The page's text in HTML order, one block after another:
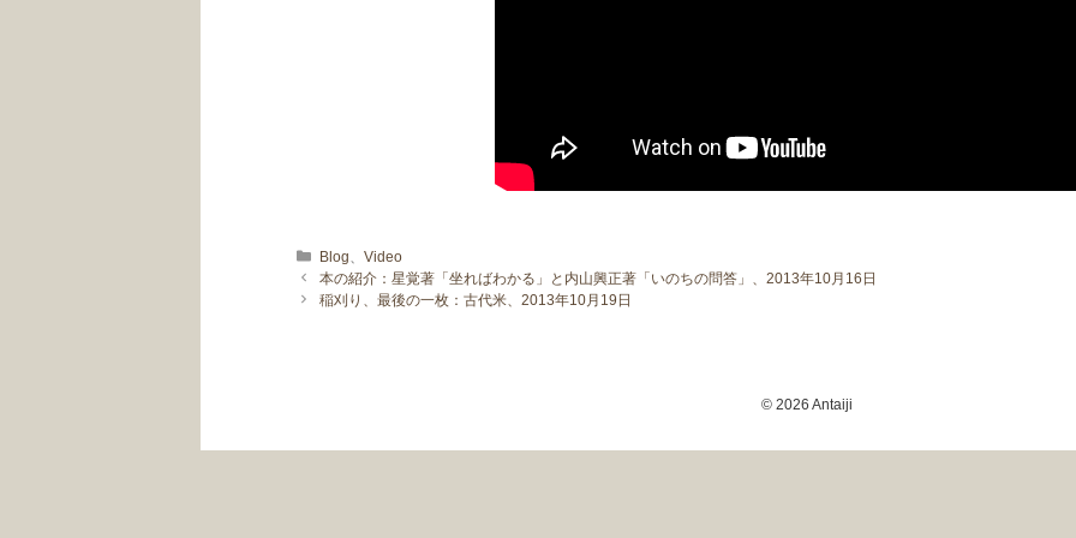
カテゴリー
Blog 、Video
本の紹介：星覚著「坐ればわかる」と内山興正著「いのちの問答」、2013年10月16日
稲刈り、最後の一枚：古代米、2013年10月19日
© 2026 Antaiji